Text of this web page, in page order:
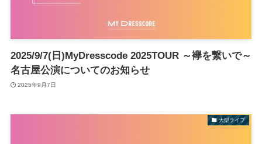
2025/9/7(日)MyDresscode 2025TOUR ～襷を繋いで～
名古屋公演についてのお知らせ
2025年9月7日
大型ライブ